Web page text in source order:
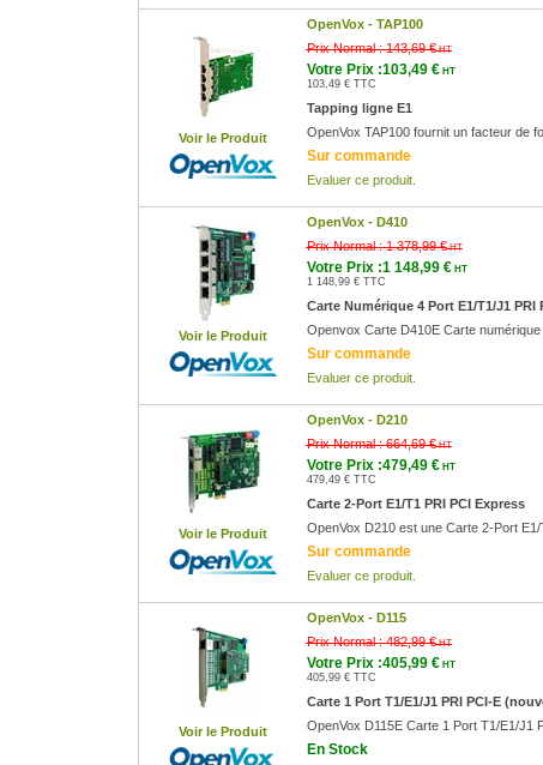
Voir le Produit
OpenVox - TAP100
Prix Normal :143,69 €HT
Votre Prix :103,49 €HT
103,49 € TTC
Tapping ligne E1
OpenVox TAP100 fournit un facteur de
Sur commande
Evaluer ce produit.
Voir le Produit
OpenVox - D410
Prix Normal :1 378,99 €HT
Votre Prix :1 148,99 €HT
1 148,99 € TTC
Carte Numérique 4 Port E1/T1/J1 PRI
Openvox Carte D410E Carte
Sur commande
Evaluer ce produit.
Voir le Produit
OpenVox - D210
Prix Normal :664,69 €HT
Votre Prix :479,49 €HT
479,49 € TTC
Carte 2-Port E1/T1 PRI PCI Express
OpenVox D210 est une Carte 2-Port
Sur commande
Evaluer ce produit.
Voir le Produit
OpenVox - D115
Prix Normal :482,99 €HT
Votre Prix :405,99 €HT
405,99 € TTC
Carte 1 Port T1/E1/J1 PRI PCI-E
OpenVox D115E Carte 1 Port T1/E1/J1
En Stock